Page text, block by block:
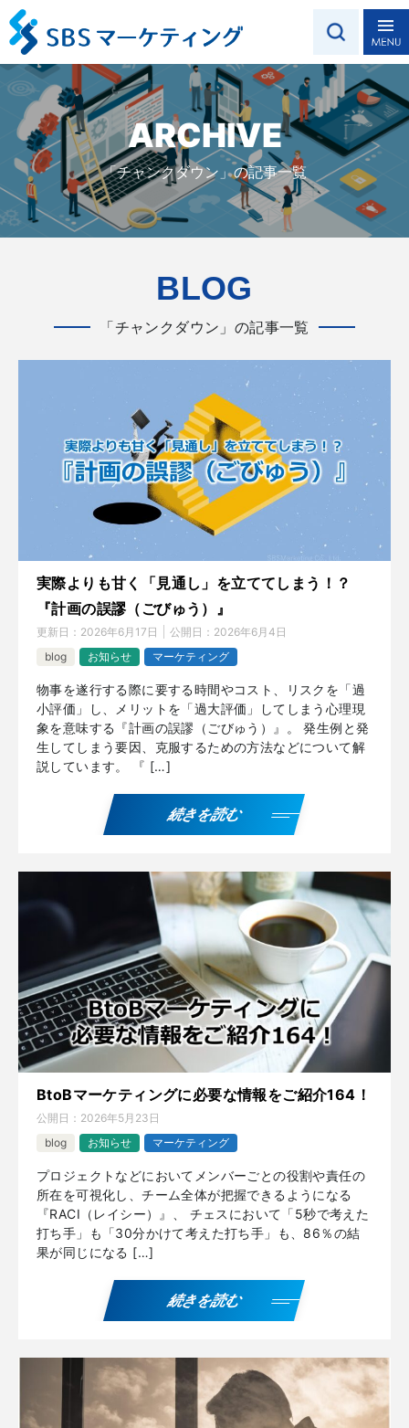
ARCHIVE
「チャンクダウン」の記事一覧
BLOG
「チャンクダウン」の記事一覧
実際よりも甘く「見通し」を立ててしまう！？
『計画の誤謬（ごびゅう）』
更新日： 2026年6月17日 公開日： 2026年6月4日
blog
お知らせ マーケティング
物事を遂行する際に要する時間やコスト、リスクを「過
小評価」し、メリットを「過大評価」してしまう心理現
象を意味する『計画の誤謬（ごびゅう）』。 発生例と発
生してしまう要因、克服するための方法などについて解
説しています。 『 […]
続きを読む
BtoBマーケティングに必要な情報をご紹介164！
公開日： 2026年5月23日
blog
お知らせ マーケティング
プロジェクトなどにおいてメンバーごとの役割や責任の
所在を可視化し、チーム全体が把握できるようになる
『RACI（レイシー）』、 チェスにおいて「5秒で考えた
打ち手」も「30分かけて考えた打ち手」も、86％の結
果が同じになる […]
続きを読む